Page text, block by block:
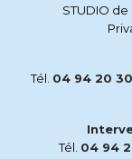
STUDIO de
Tél. 04 94 20
Tél. 04 94